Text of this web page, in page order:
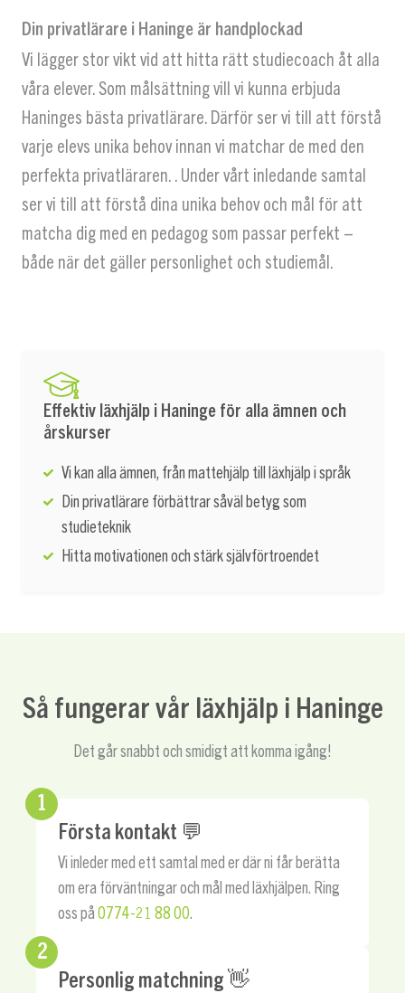
Din privatlärare i Haninge är handplockad
Vi lägger stor vikt vid att hitta rätt studiecoach åt alla
våra elever. Som målsättning vill vi kunna erbjuda
Haninges bästa privatlärare. Därför ser vi till att förstå
varje elevs unika behov innan vi matchar de med den
perfekta privatläraren. . Under vårt inledande samtal
ser vi till att förstå dina unika behov och mål för att
matcha dig med en pedagog som passar perfekt –
både när det gäller personlighet och studiemål.
Effektiv läxhjälp i Haninge för alla ämnen och
årskurser
Vi kan alla ämnen, från mattehjälp till läxhjälp i språk
Din privatlärare förbättrar såväl betyg som
studieteknik
Hitta motivationen och stärk självförtroendet
Så fungerar vår läxhjälp i Haninge
Det går snabbt och smidigt att komma igång!
1
Första kontakt 💬
Vi inleder med ett samtal med er där ni får berätta
om era förväntningar och mål med läxhjälpen. Ring
oss på0774-21 88 00.
2
Personlig matchning 👋